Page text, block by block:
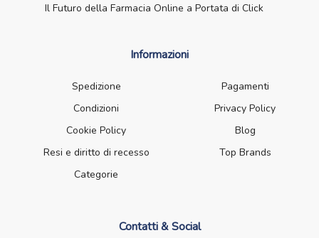
Il Futuro della Farmacia Online a Portata di Click
Informazioni
Spedizione
Pagamenti
Condizioni
Privacy Policy
Cookie Policy
Blog
Resi e diritto di recesso
Top Brands
Categorie
Contatti & Social